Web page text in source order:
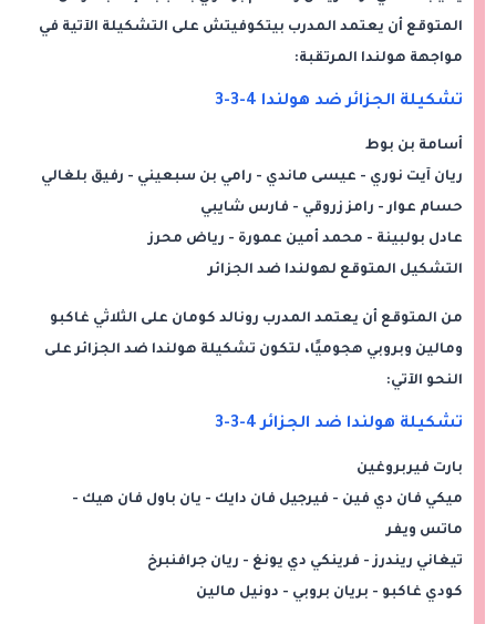
المتوقع أن يعتمد المدرب بيتكوفيتش على التشكيلة الآتية في
مواجهة هولندا المرتقبة:
تشكيلة الجزائر ضد هولندا 4-3-3
أسامة بن بوط
ريان آيت نوري - عيسى ماندي - رامي بن سبعيني - رفيق بلغالي
حسام عوار - رامز زروقي - فارس شايبي
عادل بولبينة - محمد أمين عمورة - رياض محرز
التشكيل المتوقع لهولندا ضد الجزائر
من المتوقع أن يعتمد المدرب رونالد كومان على الثلاثي غاكبو
ومالين وبروبي هجوميًا، لتكون تشكيلة هولندا ضد الجزائر على
النحو الآتي:
تشكيلة هولندا ضد الجزائر 4-3-3
بارت فيربروغين
ميكي فان دي فين - فيرجيل فان دايك - يان باول فان هيك -
ماتس ويفر
تيغاني ريندرز - فرينكي دي يونغ - ريان جرافنبرخ
كودي غاكبو - بريان بروبي - دونيل مالين